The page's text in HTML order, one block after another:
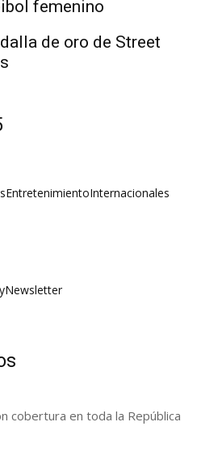
femenino
de oro de Street
EntretenimientoInternacionales
Newsletter
cobertura en toda la República